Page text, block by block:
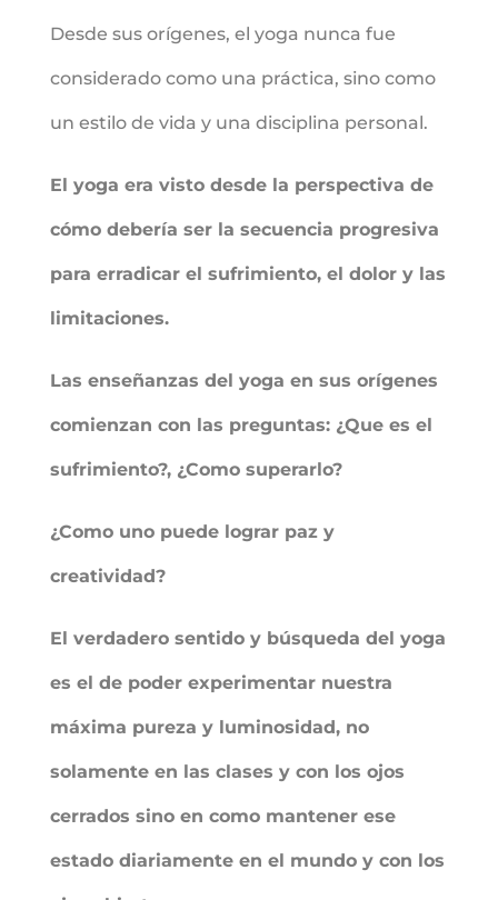
Desde sus orígenes, el yoga nunca fue
considerado como una práctica, sino como
un estilo de vida y una disciplina personal.
El yoga era visto desde la perspectiva de
cómo debería ser la secuencia progresiva
para erradicar el sufrimiento, el dolor y las
limitaciones.
Las enseñanzas del yoga en sus orígenes
comienzan con las preguntas: ¿Que es el
sufrimiento?, ¿Como superarlo?
¿Como uno puede lograr paz y
creatividad?
El verdadero sentido y búsqueda del yoga
es el de poder experimentar nuestra
máxima pureza y luminosidad, no
solamente en las clases y con los ojos
cerrados sino en como mantener ese
estado diariamente en el mundo y con los